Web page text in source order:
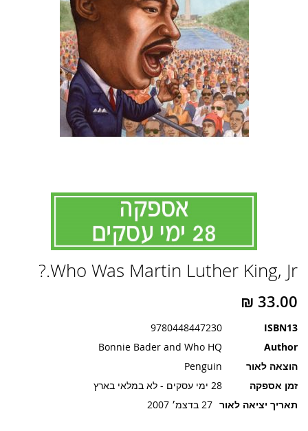
Who Was Martin Luther King, Jr.?
ISBN13
9780448447230
Author
Bonnie Bader and Who HQ
הוצאה לאור
Penguin
זמן אספקה
28 ימי עסקים - לא במלאי בארץ
תאריך יציאה לאור 27 בדצמ׳ 2007
להתחלה
של
גלריית
תמונות